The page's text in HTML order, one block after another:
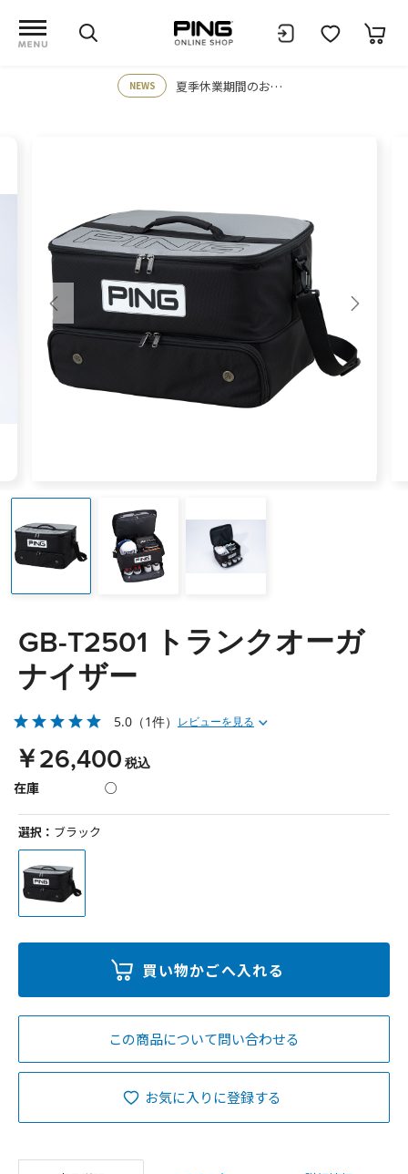
NEWS 夏季休業期間のお知らせ
GB-T2501 トランクオーガ
ナイザー
￥26,400税込
在庫 ○
選択： ブラック
この商品について問い合わせる
お気に入りに登録する
5.0 （1件） レビューを見る